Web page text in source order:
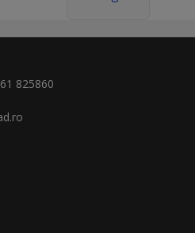
825860